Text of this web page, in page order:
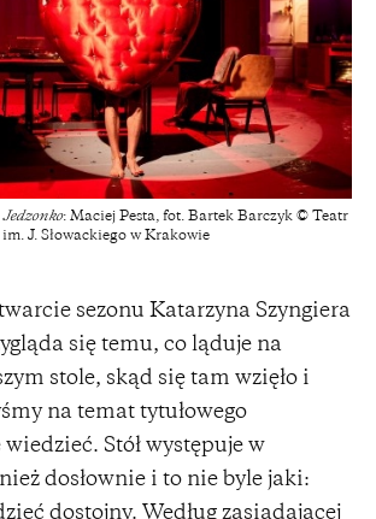
Jedzonko: Maciej Pesta, fot. Bartek Barczyk © Teatr
im. J. Słowackiego w Krakowie
sezonu Katarzyna Szyngiera
się temu, co ląduje na
stole, skąd się tam wzięło i
na temat tytułowego
wiedzieć. Stół występuje w
dosłownie i to nie byle jaki:
dostojny. Według zasiadającej